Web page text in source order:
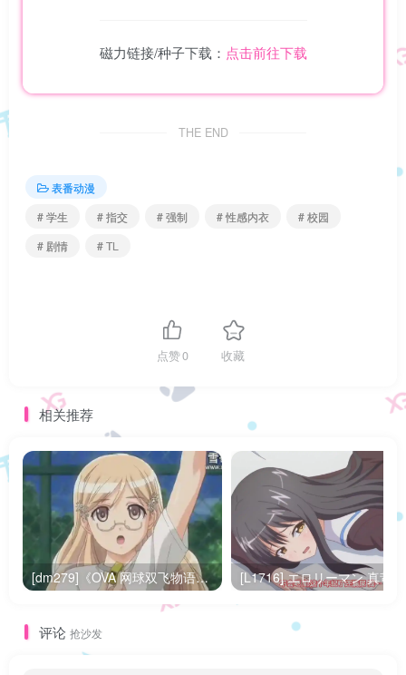
磁力链接/种子下载： 点击前往下载
THE END
表番动漫
# 学生
# 指交 # 强制 # 性感内衣
# 校园
# 剧情
# TL
点赞0 收藏
相关推荐
[dm279]《OVA 网球双飞物语フォルト！！》全3集百度网盘下载
评论 抢沙发